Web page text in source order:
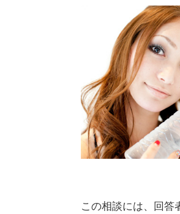
この相談には、回答